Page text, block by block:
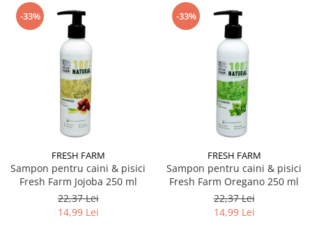
-33%
FRESH FARM
Sampon pentru caini & pisici
Fresh Farm Jojoba 250 ml
22,37 Lei
14,99 Lei
-33%
FRESH FARM
Sampon pentru caini & pisici
Fresh Farm Oregano 250 ml
22,37 Lei
14,99 Lei